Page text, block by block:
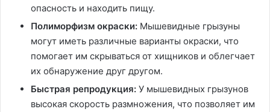
опасность и находить пищу.
Полиморфизм окраски: Мышевидные грызуны
могут иметь различные варианты окраски, что
помогает им скрываться от хищников и облегчает
их обнаружение друг другом.
Быстрая репродукция: У мышевидных грызунов
высокая скорость размножения, что позволяет им